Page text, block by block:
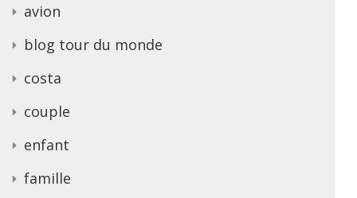
avion
blog tour du monde
costa
couple
enfant
famille